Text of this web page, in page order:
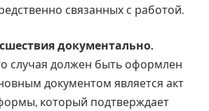
связанных с работой.
документально.
случая должен быть оформлен
документом является акт
который подтверждает